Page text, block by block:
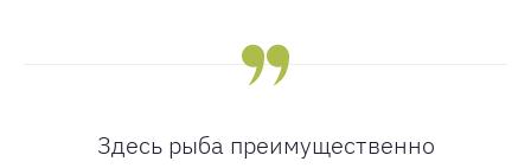
Здесь рыба преимущественно